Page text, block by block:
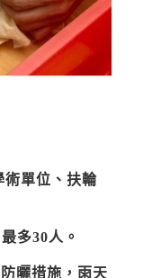
術單位、扶輪
多30人。
曬措施，雨天